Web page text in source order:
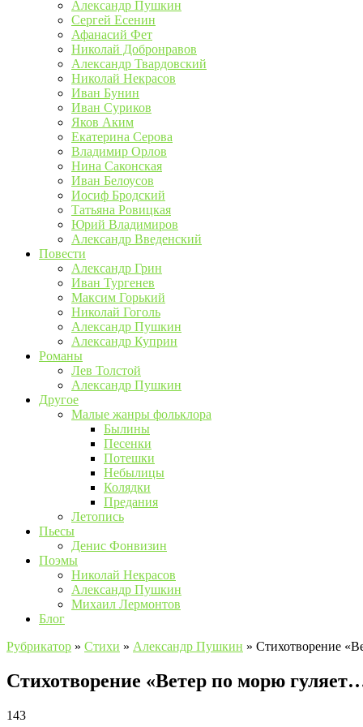
Александр Пушкин
Сергей Есенин
Афанасий Фет
Николай Добронравов
Александр Твардовский
Николай Некрасов
Иван Бунин
Иван Суриков
Яков Аким
Екатерина Серова
Владимир Орлов
Нина Саконская
Иван Белоусов
Иосиф Бродский
Татьяна Ровицкая
Юрий Владимиров
Александр Введенский
Повести
Александр Грин
Иван Тургенев
Максим Горький
Николай Гоголь
Александр Пушкин
Александр Куприн
Романы
Лев Толстой
Александр Пушкин
Другое
Малые жанры фольклора
Былины
Песенки
Потешки
Небылицы
Колядки
Предания
Летопись
Пьесы
Денис Фонвизин
Поэмы
Николай Некрасов
Александр Пушкин
Михаил Лермонтов
Блог
Рубрикатор » Стихи » Александр Пушкин » Стихотворение
Стихотворение «Ветер по морю
143